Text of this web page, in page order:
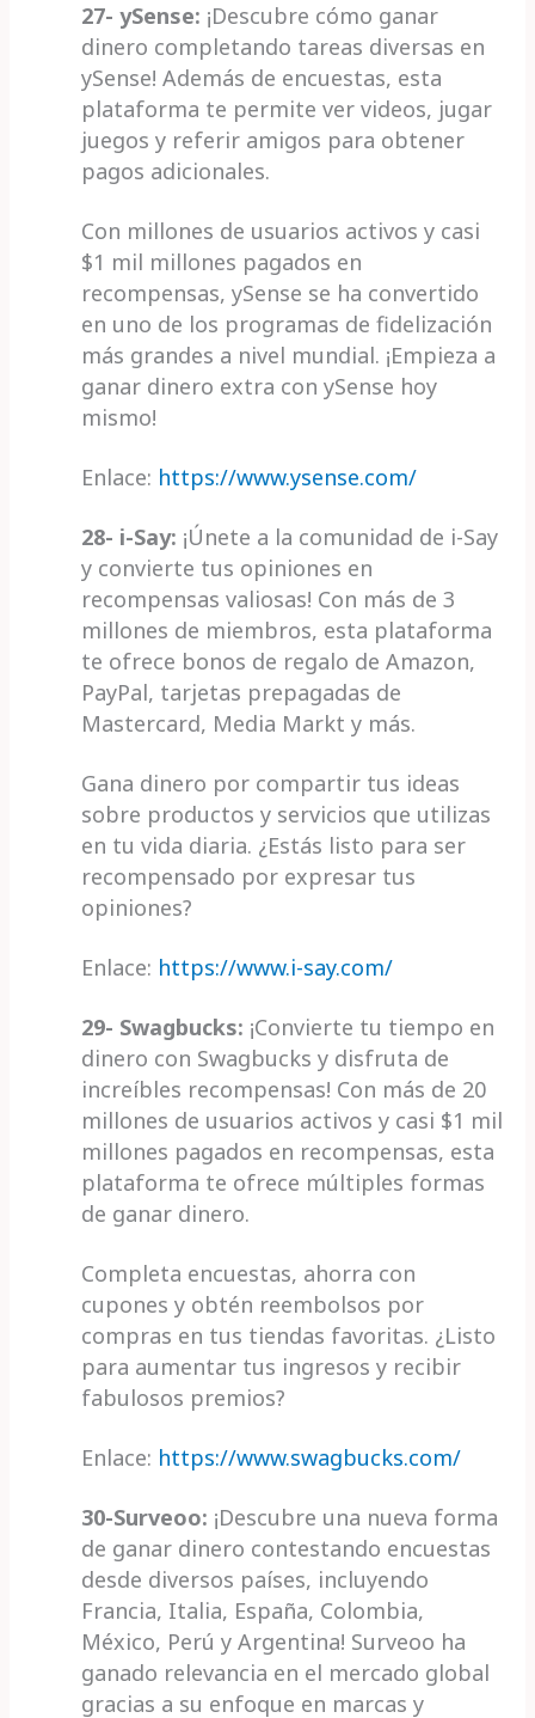
27- ySense: ¡Descubre cómo ganar
dinero completando tareas diversas en
ySense! Además de encuestas, esta
plataforma te permite ver videos, jugar
juegos y referir amigos para obtener
pagos adicionales.
Con millones de usuarios activos y casi
$1 mil millones pagados en
recompensas, ySense se ha convertido
en uno de los programas de fidelización
más grandes a nivel mundial. ¡Empieza a
ganar dinero extra con ySense hoy
mismo!
Enlace: https://www.ysense.com/
28- i-Say: ¡Únete a la comunidad de i-Say
y convierte tus opiniones en
recompensas valiosas! Con más de 3
millones de miembros, esta plataforma
te ofrece bonos de regalo de Amazon,
PayPal, tarjetas prepagadas de
Mastercard, Media Markt y más.
Gana dinero por compartir tus ideas
sobre productos y servicios que utilizas
en tu vida diaria. ¿Estás listo para ser
recompensado por expresar tus
opiniones?
Enlace: https://www.i-say.com/
29- Swagbucks: ¡Convierte tu tiempo en
dinero con Swagbucks y disfruta de
increíbles recompensas! Con más de 20
millones de usuarios activos y casi $1 mil
millones pagados en recompensas, esta
plataforma te ofrece múltiples formas
de ganar dinero.
Completa encuestas, ahorra con
cupones y obtén reembolsos por
compras en tus tiendas favoritas. ¿Listo
para aumentar tus ingresos y recibir
fabulosos premios?
Enlace: https://www.swagbucks.com/
30-Surveoo: ¡Descubre una nueva forma
de ganar dinero contestando encuestas
desde diversos países, incluyendo
Francia, Italia, España, Colombia,
México, Perú y Argentina! Surveoo ha
ganado relevancia en el mercado global
gracias a su enfoque en marcas y